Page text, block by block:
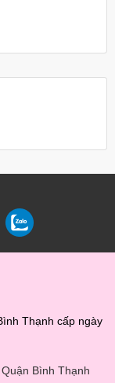
Thạnh cấp ngày
Bình Thạnh